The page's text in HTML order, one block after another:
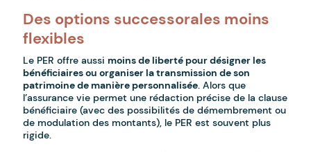
Des options successorales moins
flexibles
Le PER offre aussimoins de liberté pour désigner les
bénéficiaires ou organiser la transmission de son
patrimoine de manière personnalisée. Alors que
l’assurance vie permet une rédaction précise de la clause
bénéficiaire (avec des possibilités de démembrement ou
de modulation des montants), le PER est souvent plus
rigide.